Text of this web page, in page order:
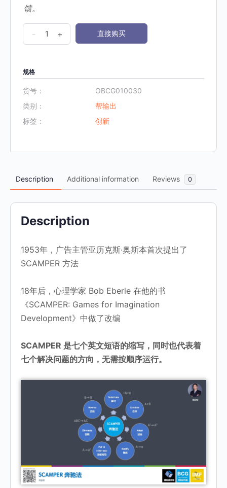
馈。
OBCG
《30.SCAMPER
驰
数
量
- + 直接购买
规格
货号：
OBCG010030
类别：
帮输出
标签：
创新
Description Additional information Reviews 0
Description
1953年，广告主管亚历克斯·奥斯本首次提出了
SCAMPER 方法
18年后，心理学家 Bob Eberle 在他的书
《SCAMPER: Games for Imagination
Development》中做了改编
SCAMPER 是七个英文短语的缩写，同时也代表着
七个解决问题的方向，无需按顺序运行。